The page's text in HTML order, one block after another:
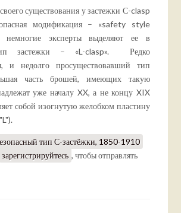
существования у застежки С-clasp
модификация – «safety style
немногие эксперты выделяют ее в
застежки – «L-clasp». Редко
и недолго просуществовавший тип
часть брошей, имеющих такую
уже началу XX, а не концу XIX
собой изогнутую желобком пластину
тип С-застёжки, 1850-1910
зарегистрируйтесь , чтобы отправлять